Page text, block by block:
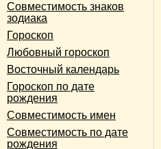
Совместимость знаков
зодиака
Гороскоп
Любовный гороскоп
Восточный календарь
Гороскоп по дате
рождения
Совместимость имен
Совместимость по дате
рождения